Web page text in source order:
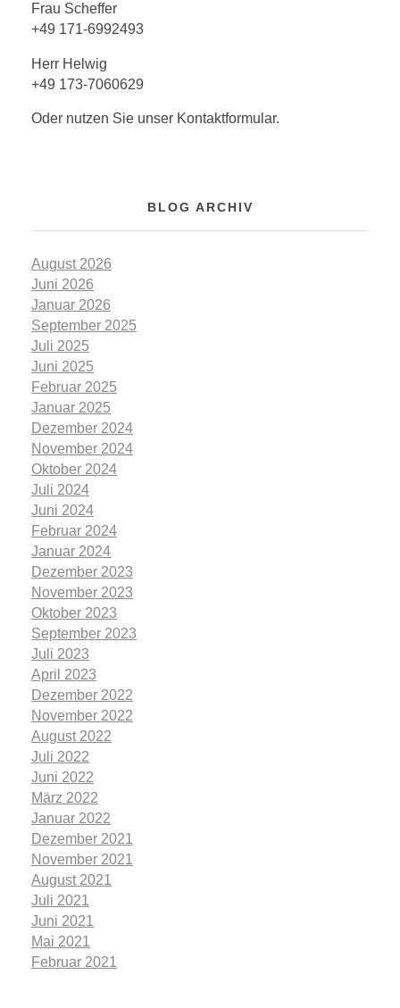
Frau Scheffer
+49 171-6992493
Herr Helwig
+49 173-7060629
Oder nutzen Sie unser Kontaktformular.
BLOG ARCHIV
August 2026
Juni 2026
Januar 2026
September 2025
Juli 2025
Juni 2025
Februar 2025
Januar 2025
Dezember 2024
November 2024
Oktober 2024
Juli 2024
Juni 2024
Februar 2024
Januar 2024
Dezember 2023
November 2023
Oktober 2023
September 2023
Juli 2023
April 2023
Dezember 2022
November 2022
August 2022
Juli 2022
Juni 2022
März 2022
Januar 2022
Dezember 2021
November 2021
August 2021
Juli 2021
Juni 2021
Mai 2021
Februar 2021